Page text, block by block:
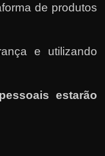
de produtos
e utilizando
estarão